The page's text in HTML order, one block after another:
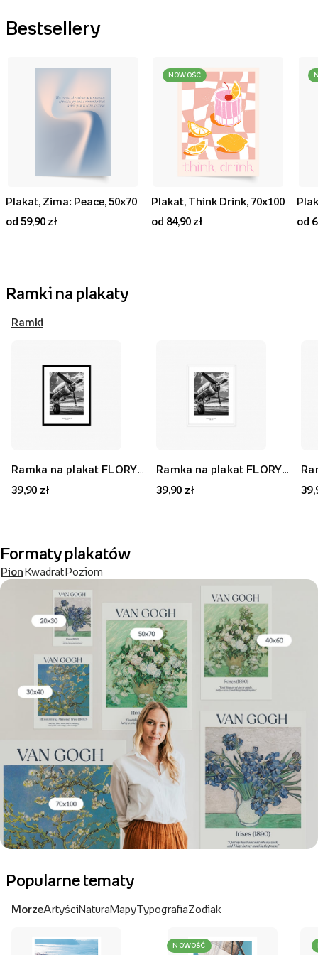
Bestsellery
Plakat, Zima: Peace, 50x70
od 59,90 zł
NOWOŚĆ
Plakat, Think Drink, 70x100
od 84,90 zł
od
Ramki na plakaty
Ramki
39,90 zł
39,90 zł
Formaty plakatów
PionKwadratPoziom
Popularne tematy
MorzeArtyściNaturaMapyTypografiaZodiak
NOWOŚĆ